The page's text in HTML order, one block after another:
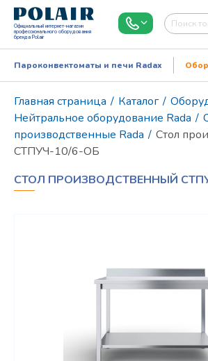
Официальный интернет-магазин
профессионального оборудования
бренда Polair
Пароконвектоматы и печи Radax
Главная страница / Каталог /
Нейтральное оборудование Rada /
производственные Rada / Стол
СТПУЧ-10/6-ОБ
СТОЛ ПРОИЗВОДСТВЕННЫЙ